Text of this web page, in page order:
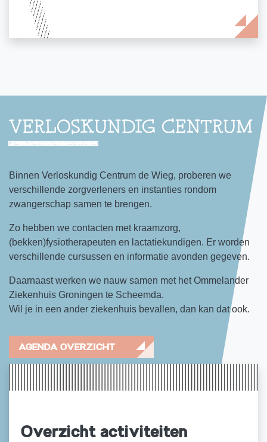
VERLOSKUNDIG CENTRUM
Binnen Verloskundig Centrum de Wieg, proberen we
verschillende zorgverleners en instanties rondom
zwangerschap samen te brengen.
Zo hebben we contacten met kraamzorg,
(bekken)fysiotherapeuten en lactatiekundigen. Er worden
verschillende cursussen en informatie avonden gegeven.
Daarnaast werken we nauw samen met het Ommelander
Ziekenhuis Groningen te Scheemda.
Wil je in een ander ziekenhuis bevallen, dan kan dat ook.
AGENDA OVERZICHT
Overzicht activiteiten